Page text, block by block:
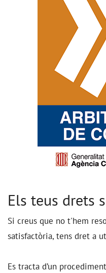
Els teus drets
Si creus que no t'hem
satisfactòria, tens dret a
Es tracta d’un